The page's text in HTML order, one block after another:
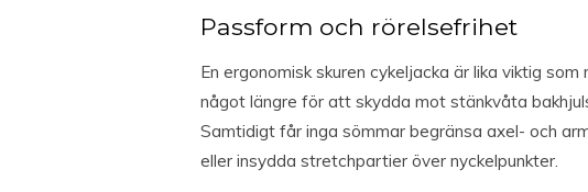
Passform och rörelsefrihet
En ergonomisk skuren cykeljacka är lika viktig
något längre för att skydda mot stänkvåta
Samtidigt får inga sömmar begränsa axel- och
eller insydda stretchpartier över nyckelpunkter.